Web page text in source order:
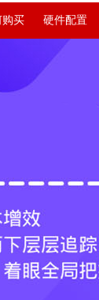
购买 硬件配置